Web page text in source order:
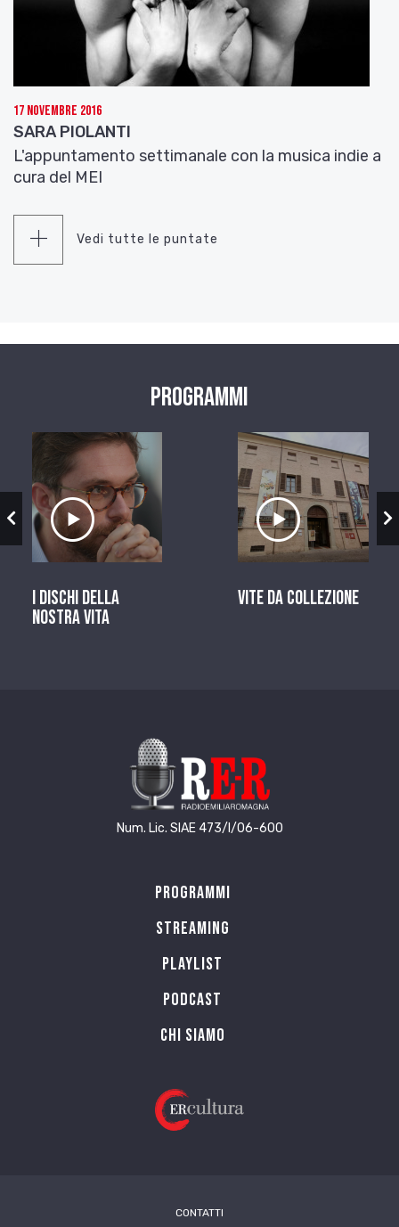
17 Novembre 2016
SARA PIOLANTI
L'appuntamento settimanale con la musica indie a
cura del MEI
Vedi tutte le puntate
Programmi
Ascolta il servizio
I dischi della
nostra vita
Ascolta il
Vite da Collezione
Num. Lic. SIAE 473/I/06-600
Programmi
Streaming
Playlist
PODCAST
Chi siamo
CONTATTI